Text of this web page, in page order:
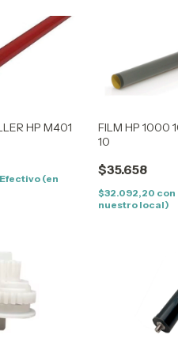
HP M401
Efectivo (en
FILM HP 1000
10
$35.658
$32.092,20 con
nuestro local)